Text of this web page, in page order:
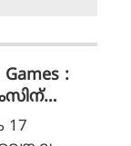
:
മെഡ